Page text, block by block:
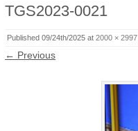
TGS2023-0021
Published 09/24th/2025 at 2000 × 2997
← Previous